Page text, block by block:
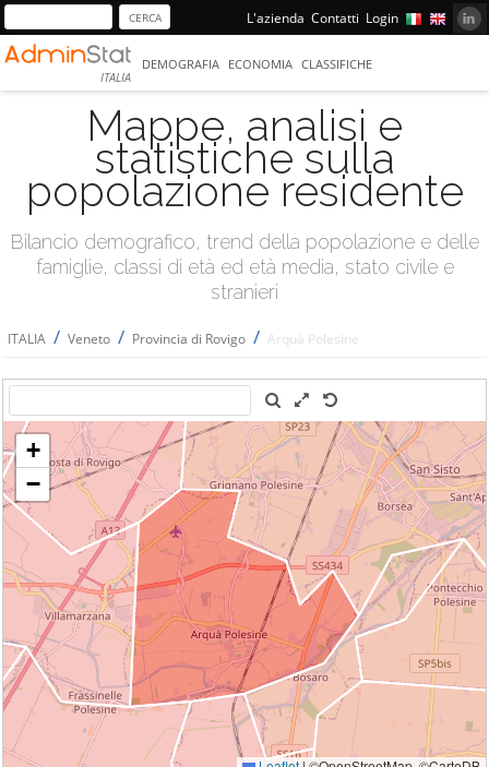
L'azienda Contatti Login
ITALIA
DEMOGRAFIA ECONOMIA CLASSIFICHE
Mappe, analisi e
statistiche sulla
popolazione residente
Bilancio demografico, trend della popolazione e delle
famiglie, classi di età ed età media, stato civile e
stranieri
ITALIA / Veneto / Provincia di Rovigo / Arquà Polesine